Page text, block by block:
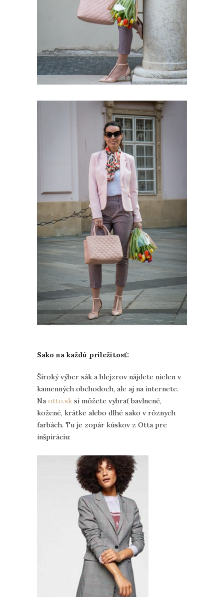
Sako na každú príležitosť:
Široký výber sák a blejzrov nájdete nielen v
kamenných obchodoch, ale aj na internete.
Na otto.sk si môžete vybrať bavlnené,
kožené, krátke alebo dlhé sako v rôznych
farbách. Tu je zopár kúskov z Otta pre
inšpiráciu: